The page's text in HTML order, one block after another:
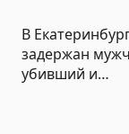
(ВИДЕО)
В
задержан
убивший и